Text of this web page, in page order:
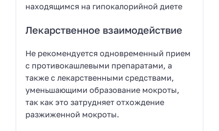
находящимся на гипокалорийной диете
Лекарственное взаимодействие
Не рекомендуется одновременный прием
с противокашлевыми препаратами, а
также с лекарственными средствами,
уменьшающими образование мокроты,
так как это затрудняет отхождение
разжиженной мокроты.